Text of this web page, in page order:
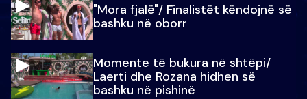
"Mora fjalë"/ Finalistët këndojnë së
bashku në oborr
Momente të bukura në shtëpi/
Laerti dhe Rozana hidhen së
bashku në pishinë